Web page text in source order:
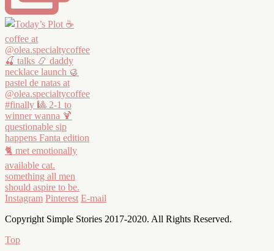
Instagram Pinterest E-mail
Copyright Simple Stories 2017-2020. All Rights Reserved.
Top